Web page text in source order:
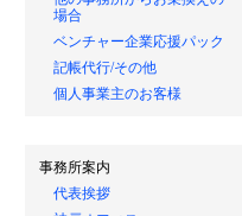
他の事務所からお乗換えの
場合
ベンチャー企業応援パック
記帳代行/その他
事務所案内
代表挨拶